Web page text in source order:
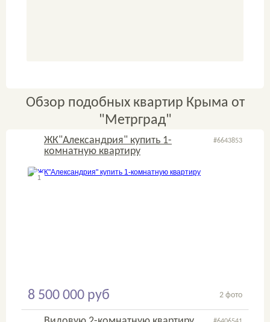
Обзор подобных квартир Крыма от
"Метрград"
#6643853
ЖК"Александрия" купить 1-
комнатную квартиру
1
8 500 000 руб 2 фото